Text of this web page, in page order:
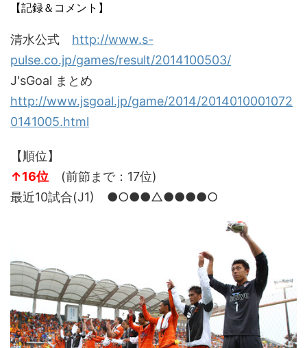
【記録＆コメント】
清水公式 http://www.s-
pulse.co.jp/games/result/2014100503/
J'sGoal まとめ
http://www.jsgoal.jp/game/2014/2014010001072
0141005.html
【順位】
↑16位 (前節まで：17位)
最近10試合(J1) ●○●●△●●●●○